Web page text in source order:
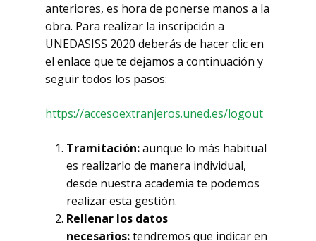
anteriores, es hora de ponerse manos a la
obra. Para realizar la inscripción a
UNEDASISS 2020 deberás de hacer clic en
el enlace que te dejamos a continuación y
seguir todos los pasos:
https://accesoextranjeros.uned.es/logout
Tramitación:aunque lo más habitual
es realizarlo de manera individual,
desde nuestra academia te podemos
realizar esta gestión.
Rellenar los datos
necesarios:tendremos que indicar en